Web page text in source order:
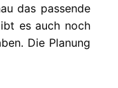
das passende
es auch noch
Die Planung